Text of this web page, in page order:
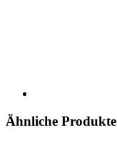
Ähnliche Produkte